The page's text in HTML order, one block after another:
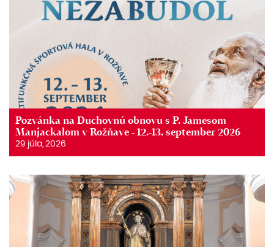
Pozvánka na Duchovnú obnovu s P. Jamesom
Manjackalom v Rožňave - 12.-13. september 2026
29 júla, 2026